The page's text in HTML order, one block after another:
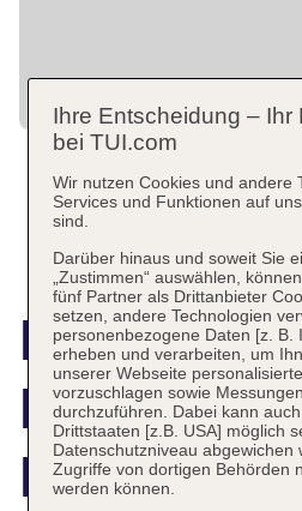
Europa
Ihre Entscheidung – Ihr
bei TUI.com
Wir nutzen Cookies und andere
Services und Funktionen auf
sind.
Darüber hinaus und soweit Sie
„Zustimmen“ auswählen,
fünf Partner als Drittanbieter
setzen, andere Technologien
personenbezogene Daten [z. B.
erheben und verarbeiten, um
unserer Webseite
vorzuschlagen sowie
durchzuführen. Dabei kann
Drittstaaten [z.B. USA] möglich
Datenschutzniveau abgewichen
Zugriffe von dortigen Behörden
werden können.